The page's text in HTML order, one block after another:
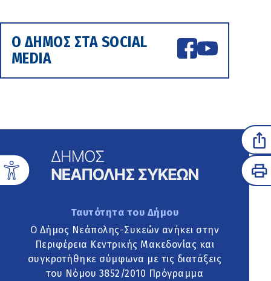
Ο ΔΗΜΟΣ ΣΤΑ SOCIAL
MEDIA
Ταυτότητα του Δήμου
Ο Δήμος Νεάπολης-Συκεών ανήκει στην
Περιφέρεια Κεντρικής Μακεδονίας και
συγκροτήθηκε σύμφωνα με τις διατάξεις
του Νόμου 3852/2010 Πρόγραμμα